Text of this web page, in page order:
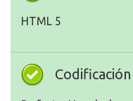
HTML 5
Codificación